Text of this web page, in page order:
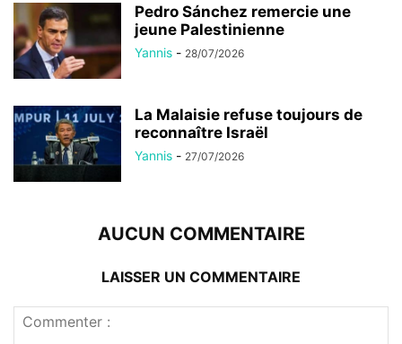
Pedro Sánchez remercie une
jeune Palestinienne
Yannis - 28/07/2026
La Malaisie refuse toujours de
reconnaître Israël
Yannis - 27/07/2026
AUCUN COMMENTAIRE
LAISSER UN COMMENTAIRE